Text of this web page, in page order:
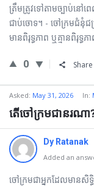
ត្រឹមត្រូវទៅតាមច្បាប់នៅព
ជាប់ចោទ។ - ចៅក្រមជំនុំជម្
មានពិរុទ្ធភាព ឬគ្មានពិរុទ្ធភ
0 Share
Asked: May 31, 2026 In:
តើចៅក្រមជានរណា
Dy Ratanak
Added an
ចៅក្រមជាអ្នកដែលមានសិ